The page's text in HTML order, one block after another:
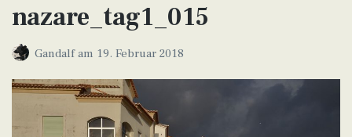
nazare_tag1_015
Gandalfam 19. Februar 2018